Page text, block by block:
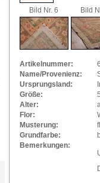
Bild Nr. 6 Bild
Artikelnummer:
Name/Provenienz:
Ursprungsland:
Größe:
Alter:
Flor:
Musterung:
Grundfarbe:
Bemerkungen: